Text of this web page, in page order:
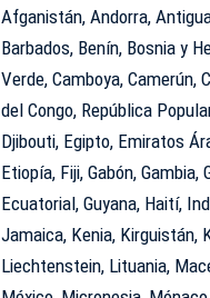
Afganistán, Andorra,
Barbados, Benín, Bosnia y
Verde, Camboya, Camerún,
del Congo, República
Djibouti, Egipto, Emiratos
Etiopía, Fiji, Gabón, Gambia,
Ecuatorial, Guyana, Haití,
Jamaica, Kenia, Kirguistán,
Liechtenstein, Lituania,